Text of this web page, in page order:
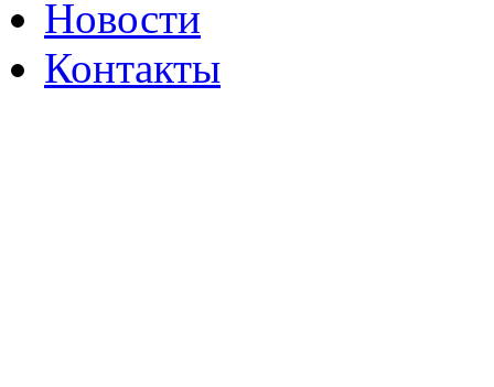
Новости
Контакты